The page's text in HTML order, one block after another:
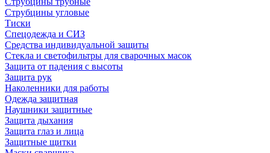
Струбцины угловые
Тиски
Спецодежда и СИЗ
Средства индивидуальной защиты
Стекла и светофильтры для сварочных масок
Защита от падения с высоты
Защита рук
Наколенники для работы
Одежда защитная
Наушники защитные
Защита дыхания
Защита глаз и лица
Защитные щитки